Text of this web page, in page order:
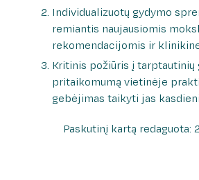
Individualizuotų gydymo
remiantis naujausiomis
rekomendacijomis ir
Kritinis požiūris į tarptautinių
pritaikomumą vietinėje
gebėjimas taikyti jas
Paskutinį kartą redaguota: